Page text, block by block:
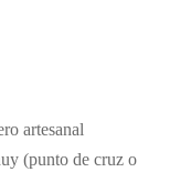
artesanal
(punto de cruz o